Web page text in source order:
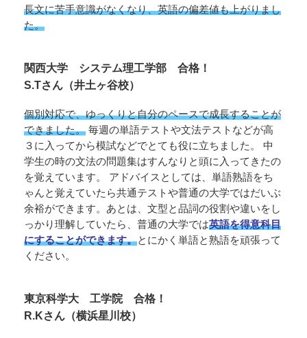
長文に苦手意識がなくなり、英語の偏差値も上がりまし
た。
関西大学 システム理工学部 合格！
S.Tさん（井土ヶ谷校）
個別対応で、ゆっくりと自分のペースで成長することが
できました。 毎週の単語テストや文法テストなどが高
３に入ってから模試などでとても役に立ちました。 中
学生の時の文法の問題集はすんなりと頭に入ってきたの
を覚えています。 アドバイスとしては、単語熟語をち
ゃんと覚えていたら共通テストや普通の大学ではだいぶ
余裕ができます。あとは、文型と品詞の役割や違いをし
っかり理解していたら、普通の大学では英語を得意科目
にすることができます。とにかく単語と熟語を頑張って
ください。
東京科学大 工学院 合格！
R.Kさん（横浜星川校）